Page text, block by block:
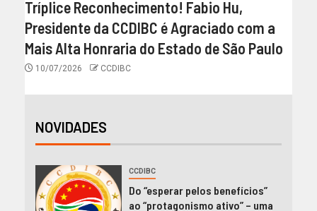
Tríplice Reconhecimento! Fabio Hu,
Presidente da CCDIBC é Agraciado com a
Mais Alta Honraria do Estado de São Paulo
10/07/2026 CCDIBC
NOVIDADES
CCDIBC
Do “esperar pelos benefícios”
ao “protagonismo ativo” – uma